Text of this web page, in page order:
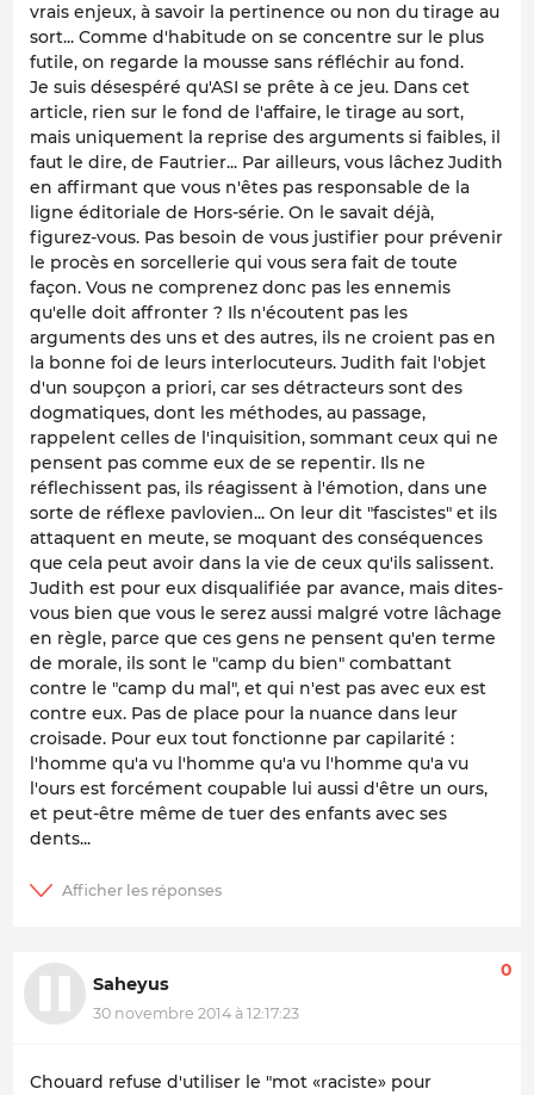
vrais enjeux, à savoir la pertinence ou non du tirage au
sort... Comme d'habitude on se concentre sur le plus
futile, on regarde la mousse sans réfléchir au fond.
Je suis désespéré qu'ASI se prête à ce jeu. Dans cet
article, rien sur le fond de l'affaire, le tirage au sort,
mais uniquement la reprise des arguments si faibles, il
faut le dire, de Fautrier... Par ailleurs, vous lâchez Judith
en affirmant que vous n'êtes pas responsable de la
ligne éditoriale de Hors-série. On le savait déjà,
figurez-vous. Pas besoin de vous justifier pour prévenir
le procès en sorcellerie qui vous sera fait de toute
façon. Vous ne comprenez donc pas les ennemis
qu'elle doit affronter ? Ils n'écoutent pas les
arguments des uns et des autres, ils ne croient pas en
la bonne foi de leurs interlocuteurs. Judith fait l'objet
d'un soupçon a priori, car ses détracteurs sont des
dogmatiques, dont les méthodes, au passage,
rappelent celles de l'inquisition, sommant ceux qui ne
pensent pas comme eux de se repentir. Ils ne
réflechissent pas, ils réagissent à l'émotion, dans une
sorte de réflexe pavlovien... On leur dit "fascistes" et ils
attaquent en meute, se moquant des conséquences
que cela peut avoir dans la vie de ceux qu'ils salissent.
Judith est pour eux disqualifiée par avance, mais dites-
vous bien que vous le serez aussi malgré votre lâchage
en règle, parce que ces gens ne pensent qu'en terme
de morale, ils sont le "camp du bien" combattant
contre le "camp du mal", et qui n'est pas avec eux est
contre eux. Pas de place pour la nuance dans leur
croisade. Pour eux tout fonctionne par capilarité :
l'homme qu'a vu l'homme qu'a vu l'homme qu'a vu
l'ours est forcément coupable lui aussi d'être un ours,
et peut-être même de tuer des enfants avec ses
dents...
Saheyus
30 novembre 2014 à 12:17:23
0
Chouard refuse d'utiliser le "mot «raciste» pour